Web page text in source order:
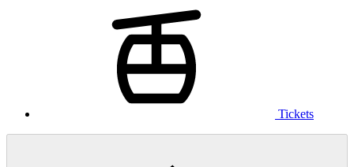
Tickets